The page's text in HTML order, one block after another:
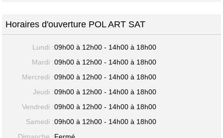
Horaires d'ouverture POL ART SAT
Lundi :09h00 à 12h00 - 14h00 à 18h00
Mardi :09h00 à 12h00 - 14h00 à 18h00
Mercredi :09h00 à 12h00 - 14h00 à 18h00
Jeudi :09h00 à 12h00 - 14h00 à 18h00
Vendredi :09h00 à 12h00 - 14h00 à 18h00
Samedi :09h00 à 12h00 - 14h00 à 18h00
Dimanche :Fermé